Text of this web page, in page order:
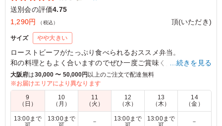
送別会の評価4.75
1,290円
（税込） 頂(いただき)
サイズ やや大きい
ローストビーフがたっぷり食べられるおススメ弁当。
和の料理ともよく合いますのでぜひ一度ご賞味ください。
5.0
最高です。豪華です。
ご利用シーン：懇親会
…続きを見る
大阪府は30,000 〜 50,000円 以上のご注文で配達無料
※お届けエリアにより異なります
9
（日）
10
（月）
11
（火）
12
（水）
13
（木）
14
（金）
13:00まで
13:00まで
－
13:00まで
13:00まで
－